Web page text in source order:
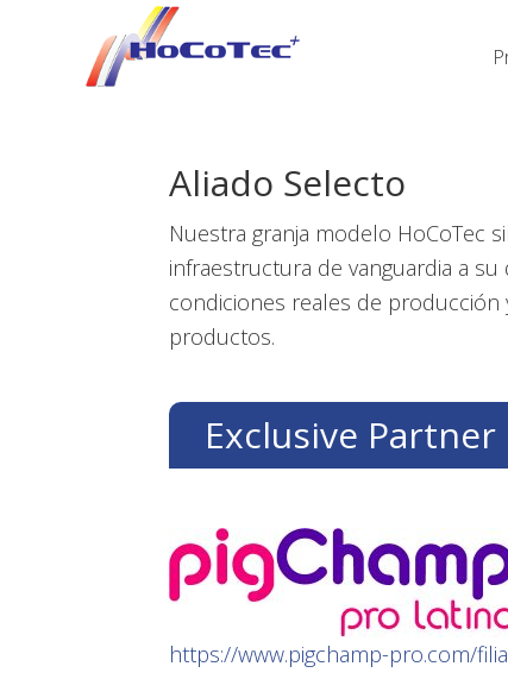
contenido
Aliado Selecto
Nuestra granja modelo HoCoTec
infraestructura de vanguardia a
condiciones reales de
productos.
Exclusive Partner
https://www.pigchamp-pro.com/